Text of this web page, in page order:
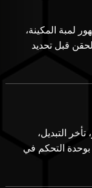
لمبة المكينة،
قبل تحديد
التبديل،
بوحدة التحكم في